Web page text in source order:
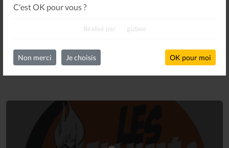
C'est OK pour vous ?
Réalisé par gizboo
Non merci Je choisis OK pour moi
Un petit geste pour